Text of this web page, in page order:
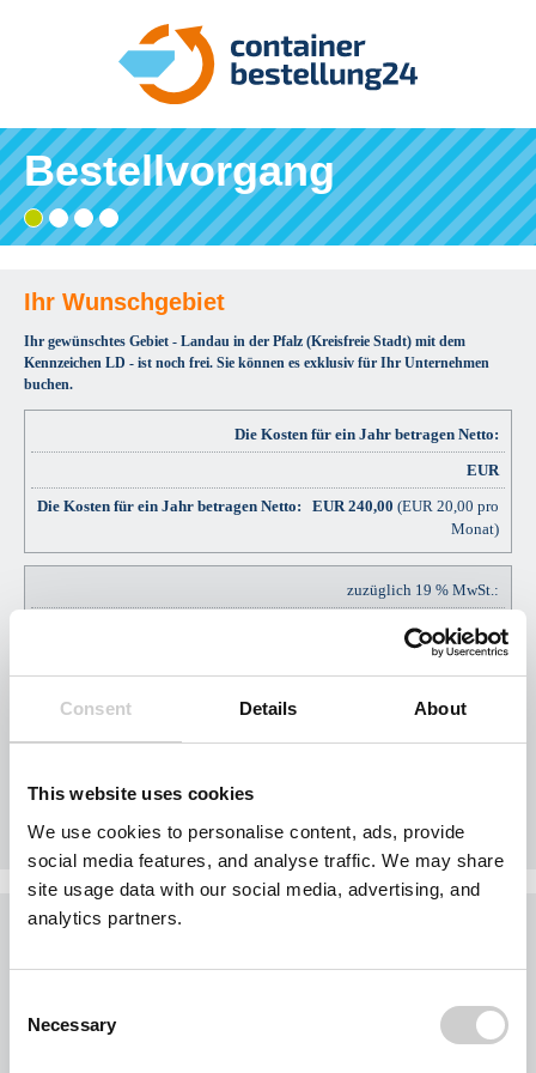
Consent Details About
This website uses cookies
We use cookies to personalise content, ads, provide
social media features, and analyse traffic. We may share
site usage data with our social media, advertising, and
analytics partners.
Selection
Necessary
Bestellvorgang
Gebiet
wählen
Adresse
eingeben
Angaben
prüfen
bestellen
Ihre
Bestätigung
Ihr Wunschgebiet
Ihr gewünschtes Gebiet - Landau in der Pfalz (Kreisfreie Stadt) mit dem
Kennzeichen LD - ist noch frei. Sie können es exklusiv für Ihr Unternehmen
buchen.
Die Kosten für ein Jahr betragen Netto:
EUR
EUR240,00 (EUR 20,00 pro
Monat)
zuzüglich 19 % MwSt.:
EUR
EUR 45,60
Was möchten Sie jetzt tun?
Sie möchten jetzt Nägel mit Köpfen machen?
Jedes Gebiet wird nur einmal vergeben.